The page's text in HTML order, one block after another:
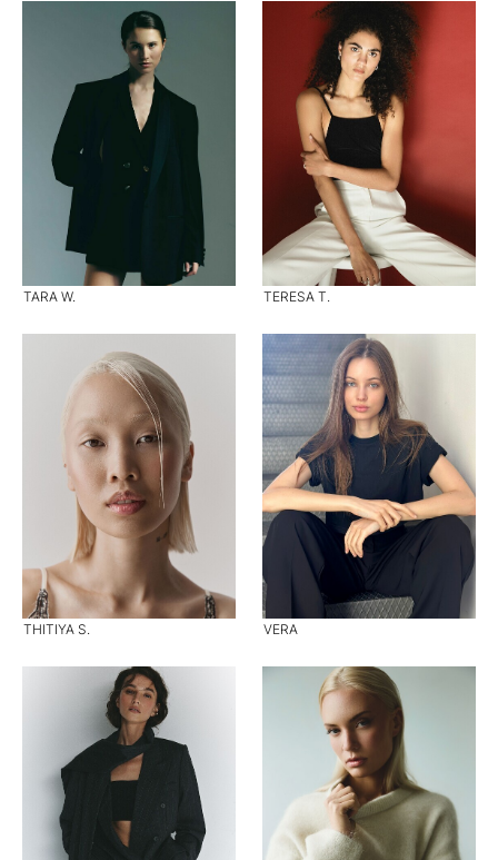
TARA W. TERESA T.
THITIYA S. VERA